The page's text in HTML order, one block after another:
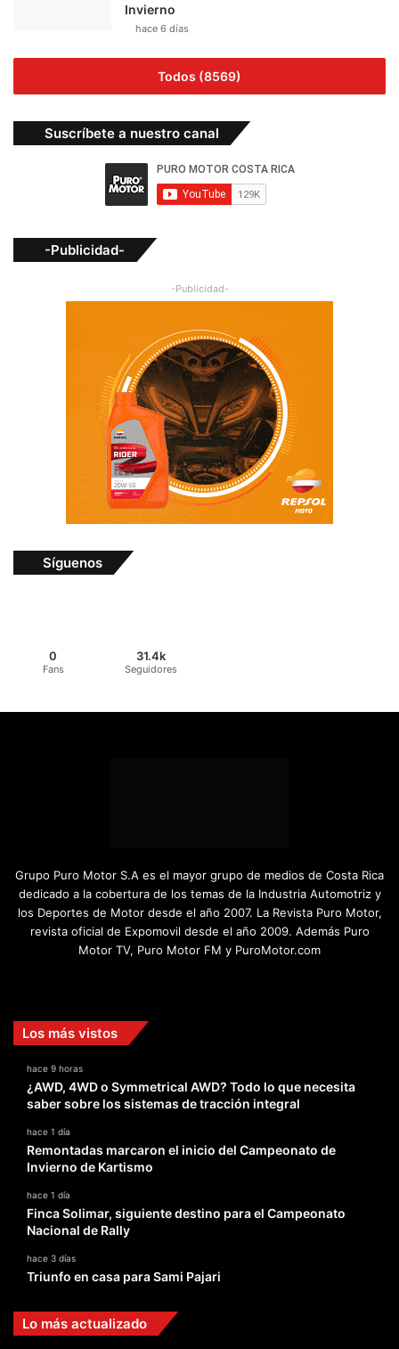
Invierno
hace 6 días
Todos (8569)
Suscríbete a nuestro canal
-Publicidad-
-Publicidad-
Síguenos
0
Fans
31.4k
Seguidores
Grupo Puro Motor S.A es el mayor grupo de medios de Costa Rica
dedicado a la cobertura de los temas de la Industria Automotriz y
los Deportes de Motor desde el año 2007. La Revista Puro Motor,
revista oficial de Expomovil desde el año 2009. Además Puro
Motor TV, Puro Motor FM y PuroMotor.com
Los más vistos
hace 9 horas
¿AWD, 4WD o Symmetrical AWD? Todo lo que necesita
saber sobre los sistemas de tracción integral
hace 1 día
Remontadas marcaron el inicio del Campeonato de
Invierno de Kartismo
hace 1 día
Finca Solimar, siguiente destino para el Campeonato
Nacional de Rally
hace 3 días
Triunfo en casa para Sami Pajari
Lo más actualizado